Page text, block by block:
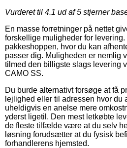
Vurderet til 4.1 ud af 5 stjerner
En masse forretninger på nettet
forskellige muligheder for
pakkeshoppen, hvor du kan
passer dig. Muligheden er nemlig
tilmed den billigste slags levering
CAMO SS.
Du burde alternativt forsøge at få
lejlighed eller til adressen hvor du
uheldigvis en anelse mere
yderst ligetil. Den mest letkøbte
de fleste tilfælde være at du selv
løsning forudsætter at du fysisk
forhandlerens hjemsted.